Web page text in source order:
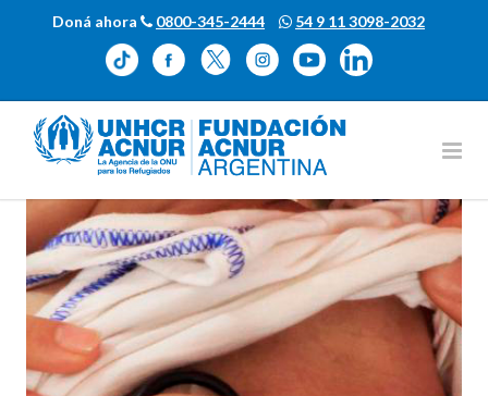
Doná ahora 0800-345-2444 54 9 11 3098-2032